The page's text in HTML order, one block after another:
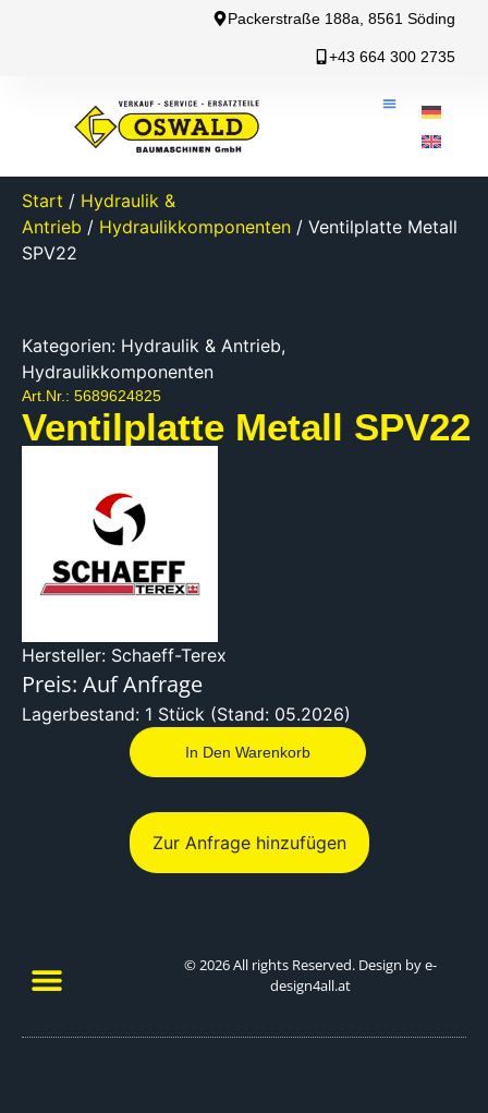
+43 664 300 2735
Packerstraße 188a, 8561 Söding
Start / Hydraulik &
Antrieb / Hydraulikkomponenten / Ventilplatte Metall
SPV22
Kategorien: Hydraulik & Antrieb,
Hydraulikkomponenten
Art.Nr.: 5689624825
Ventilplatte Metall SPV22
Hersteller: Schaeff-Terex
Preis: Auf Anfrage
Lagerbestand: 1 Stück (Stand: 05.2026)
In Den Warenkorb
Zur Anfrage hinzufügen
© 2026 All rights Reserved. Design by e-
design4all.at